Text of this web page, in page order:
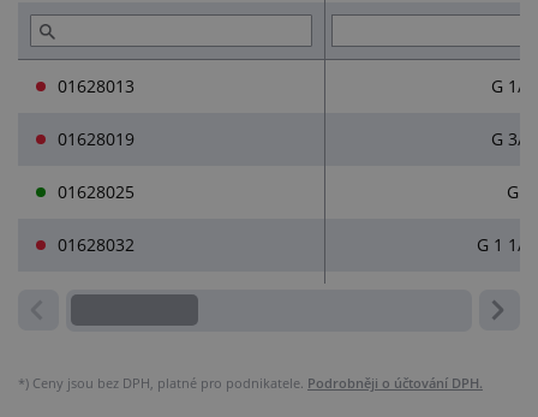
01628013 G 1/
01628019 G 3/
01628025 G
01628032 G 1 1/
*) Ceny jsou bez DPH, platné pro podnikatele. Podrobněji o účtování DPH.